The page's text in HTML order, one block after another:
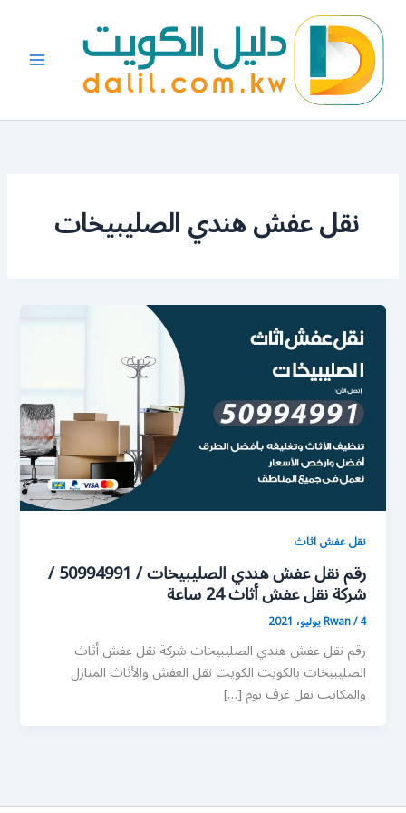
المحتوى
نقل عفش هندي الصليبيخات
نقل عفش اثاث
رقم نقل عفش هندي الصليبيخات / 50994991 /
شركة نقل عفش أثاث 24 ساعة
Rwan/4 يوليو، 2021
رقم نقل عفش هندي الصليبيخات شركة نقل عفش أثاث
الصليبيخات بالكويت الكويت نقل العفش والأثاث المنازل
والمكاتب نقل غرف نوم […]